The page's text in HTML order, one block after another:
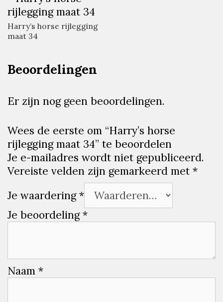
Harry’s horse rijlegging
maat 34
Beoordelingen
Er zijn nog geen beoordelingen.
Wees de eerste om “Harry’s horse
rijlegging maat 34” te beoordelen
Je e-mailadres wordt niet gepubliceerd.
Vereiste velden zijn gemarkeerd met *
Je waardering*
Je beoordeling*
Naam *